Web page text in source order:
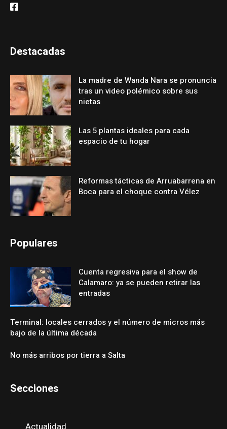
Destacadas
La madre de Wanda Nara se pronuncia
tras un video polémico sobre sus
nietas
Las 5 plantas ideales para cada
espacio de tu hogar
Reformas tácticas de Arruabarrena en
Boca para el choque contra Vélez
Populares
Cuenta regresiva para el show de
Calamaro: ya se pueden retirar las
entradas
Terminal: locales cerrados y el número de micros más
bajo de la última década
No más arribos por tierra a Salta
Secciones